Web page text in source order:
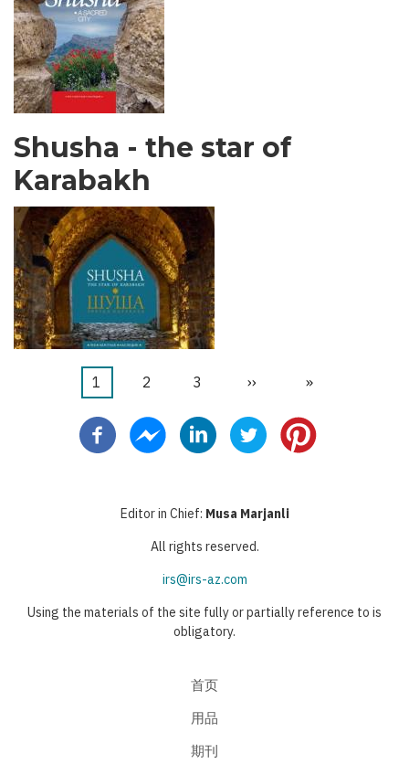
Shusha - the star of
Karabakh
当
页
1
页
2
页
3
下
页
››
末
»
Editor in Chief: Musa Marjanli
All rights reserved.
irs@irs-az.com
Using the materials of the site fully or partially reference to is
obligatory.
首页
用品
期刊